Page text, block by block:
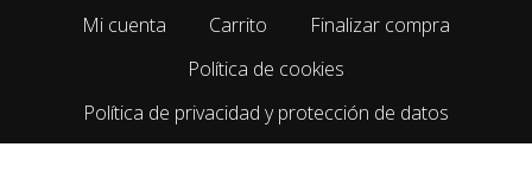
Mi cuenta Carrito
Finalizar compra
Política de cookies
Política de privacidad y protección de datos